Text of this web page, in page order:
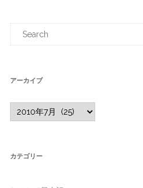
アーカイブ
ー
カ
カテゴリー